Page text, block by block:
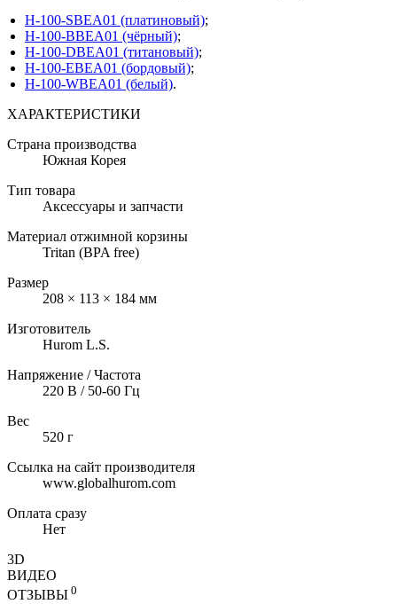
H-100-SBEA01 (платиновый);
H-100-BBEA01 (чёрный);
H-100-DBEA01 (титановый);
H-100-EBEA01 (бордовый);
H-100-WBEA01 (белый).
ХАРАКТЕРИСТИКИ
Страна производства
Южная Корея
Тип товара
Аксессуары и запчасти
Материал отжимной корзины
Tritan (BPA free)
Размер
208 × 113 × 184 мм
Изготовитель
Hurom L.S.
Напряжение / Частота
220 В / 50-60 Гц
Вес
520 г
Ссылка на сайт производителя
www.globalhurom.com
Оплата сразу
Нет
3D
ВИДЕО
ОТЗЫВЫ 0